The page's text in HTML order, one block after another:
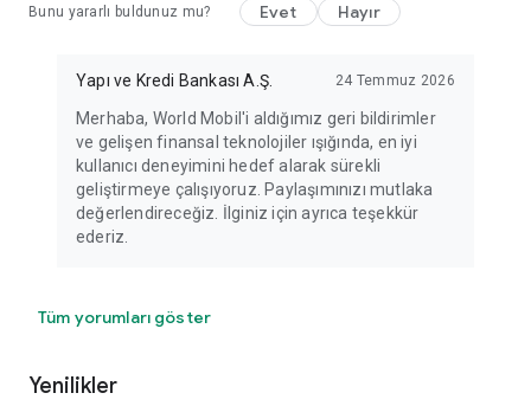
Bunu yararlı buldunuz mu? Evet Hayır
Yapı ve Kredi Bankası A.Ş. 24 Temmuz 2026
Merhaba, World Mobil'i aldığımız geri bildirimler
ve gelişen finansal teknolojiler ışığında, en iyi
kullanıcı deneyimini hedef alarak sürekli
geliştirmeye çalışıyoruz. Paylaşımınızı mutlaka
değerlendireceğiz. İlginiz için ayrıca teşekkür
ederiz.
Tüm yorumları göster
Yenilikler